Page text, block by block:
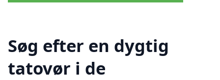
Søg efter en dygtig
tatovør i de